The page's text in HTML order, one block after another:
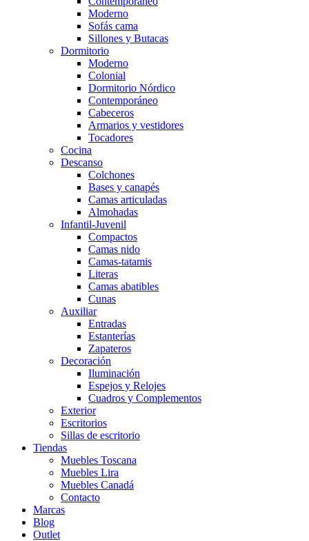
Moderno
Sofás cama
Sillones y Butacas
Dormitorio
Moderno
Colonial
Dormitorio Nórdico
Contemporáneo
Cabeceros
Armarios y vestidores
Tocadores
Cocina
Descanso
Colchones
Bases y canapés
Camas articuladas
Almohadas
Infantil-Juvenil
Compactos
Camas nido
Camas-tatamis
Literas
Camas abatibles
Cunas
Auxiliar
Entradas
Estanterías
Zapateros
Decoración
Iluminación
Espejos y Relojes
Cuadros y Complementos
Exterior
Escritorios
Sillas de escritorio
Tiendas
Muebles Toscana
Muebles Lira
Muebles Canadá
Contacto
Marcas
Blog
Outlet